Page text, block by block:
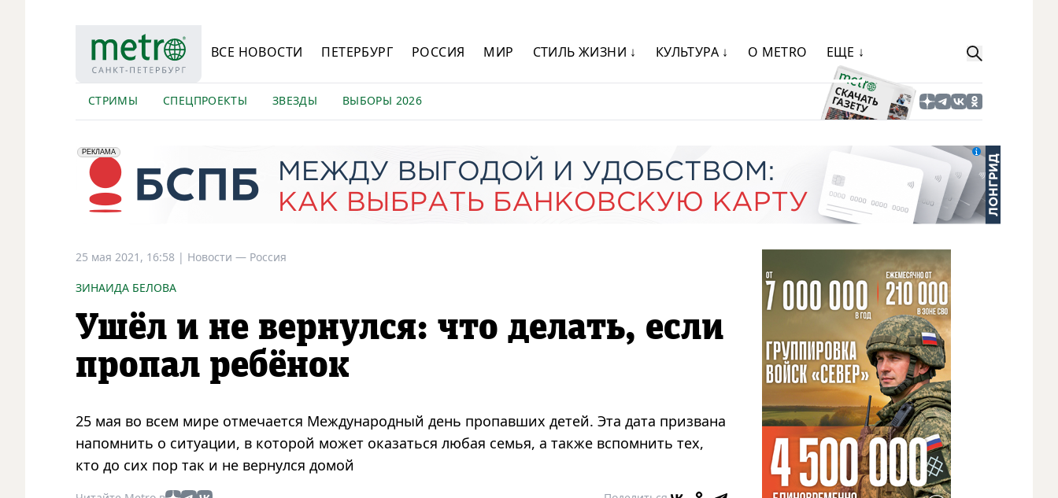
ВСЕ НОВОСТИ ПЕТЕРБУРГ РОССИЯ МИР СТИЛЬ ЖИЗНИ ↓ КУЛЬТУРА ↓ О METRO ЕЩЕ ↓
СТРИМЫ СПЕЦПРОЕКТЫ ЗВЕЗДЫ ВЫБОРЫ 2026
erid: 2VfnxyFybV5
РЕКЛАМА
ПАО "Банк "Санкт-Петербург", ИНН: 7831000027
25 мая 2021, 16:58 | Новости — Россия
ЗИНАИДА БЕЛОВА
Ушёл и не вернулся: что делать, если
пропал ребёнок
25 мая во всем мире отмечается Международный день пропавших детей. Эта дата призвана
напомнить о ситуации, в которой может оказаться любая семья, а также вспомнить тех,
кто до сих пор так и не вернулся домой